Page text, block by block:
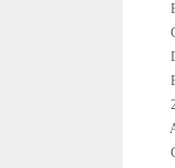
B.
C.
D.
E.
22.
A.